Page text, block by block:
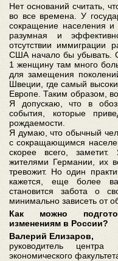
Нет оснований считать,
во все времена. У
сокращение населения и
разумная и
отсутствии иммиграции
США начало бы убывать.
1 женщину там много
для замещения
Швеции, где самый
Европе. Таким образом,
Я допускаю, что в
события, которые
рождаемости.
Я думаю, что обычный
с сокращающимся
скорее всего,
жителями Германии, их
тревожит. Но один
кажется, еще более
становится забота о
минимально зависеть от
Как можно
изменениям в России?
Валерий Елизаров,
руководитель центра
экономического